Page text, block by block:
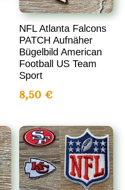
NFL Atlanta Falcons
PATCH Aufnäher
Bügelbild American
Football US Team
Sport
8,50 €